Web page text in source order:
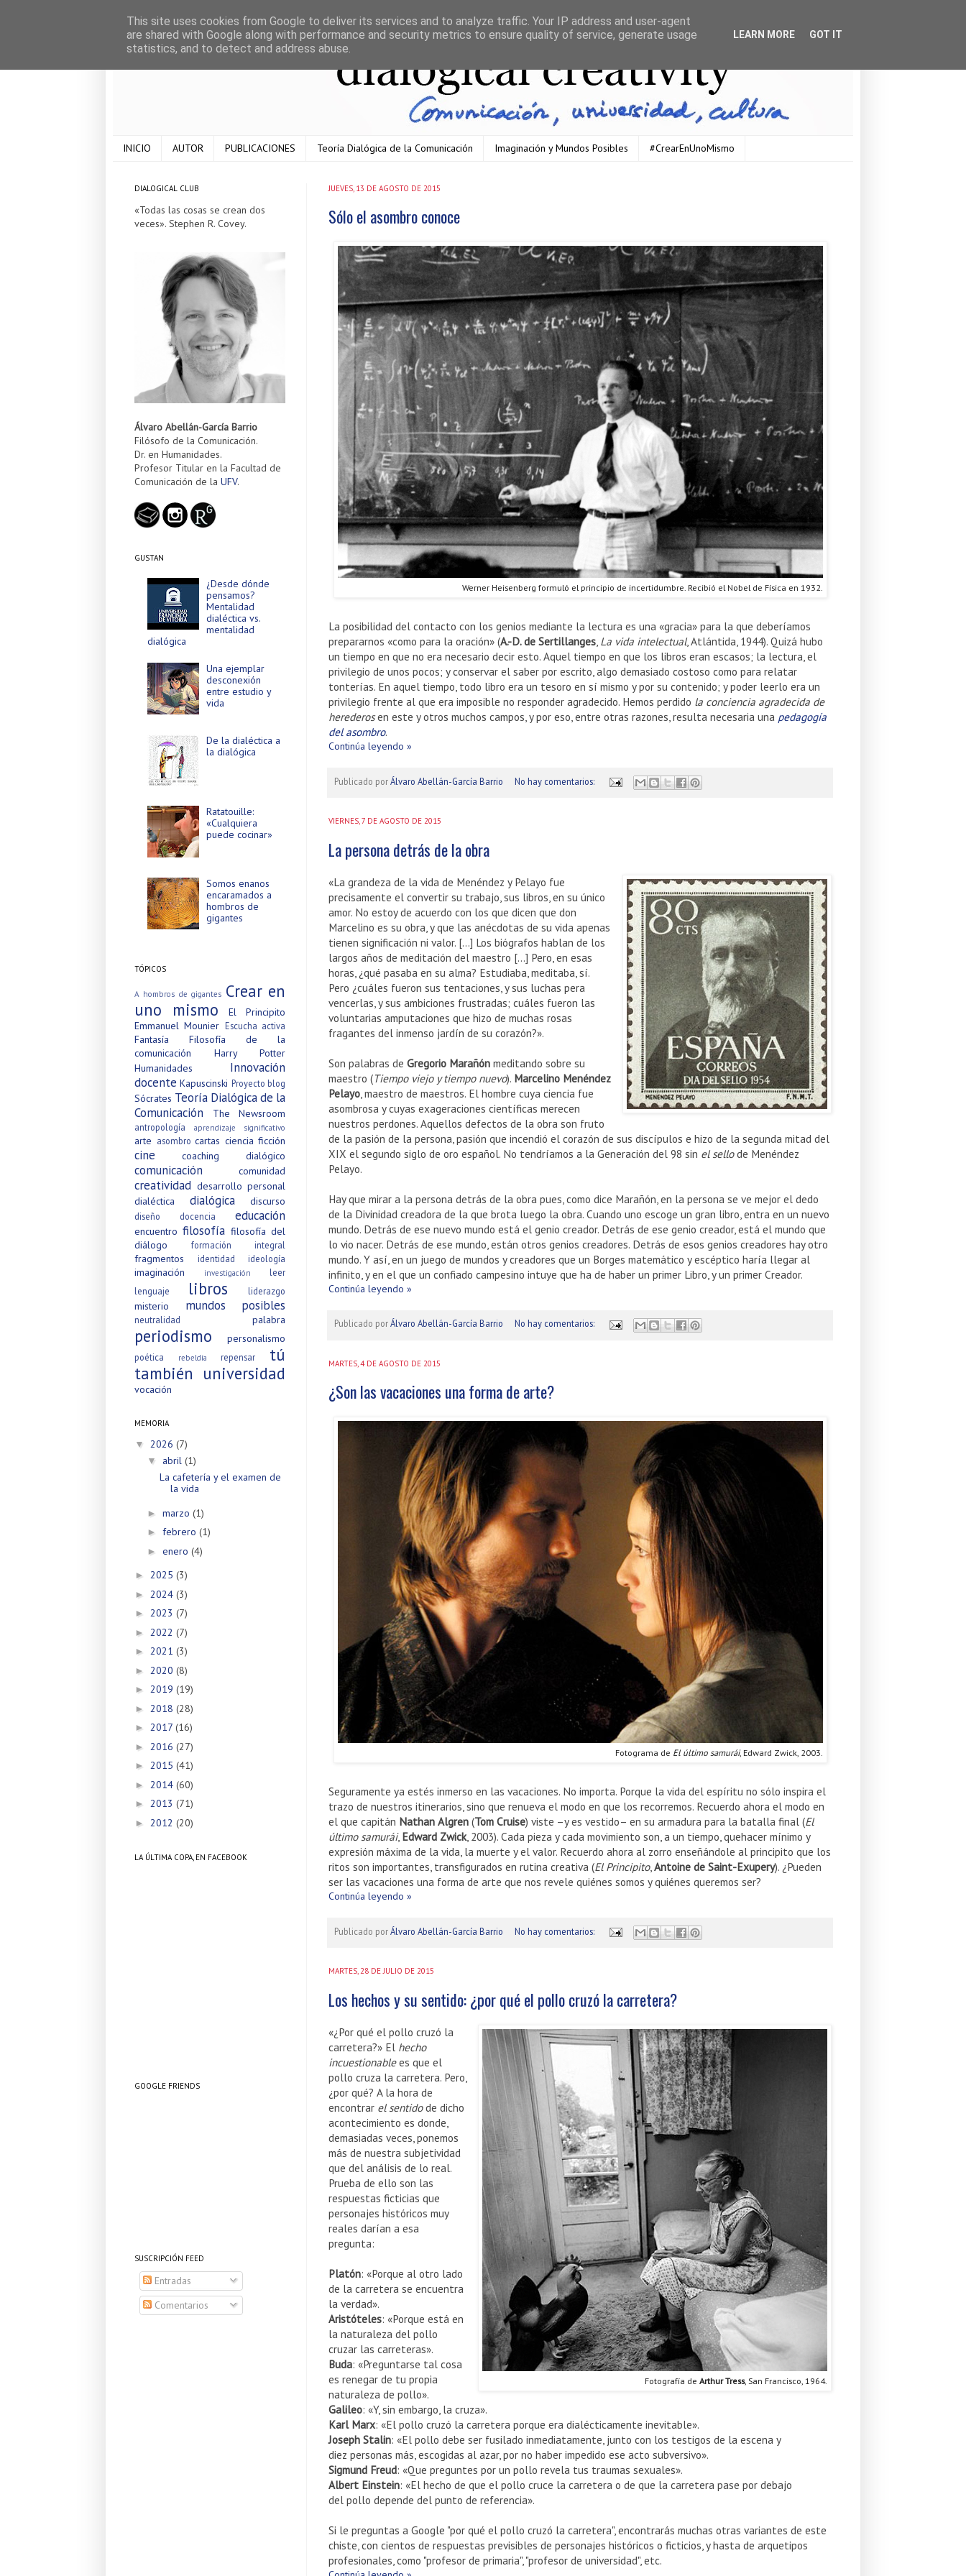
INICIO AUTOR PUBLICACIONES Teoría Dialógica de la Comunicación Imaginación y Mundos Posibles #CrearEnUnoMismo
JUEVES, 13 DE AGOSTO DE 2015
Sólo el asombro conoce
Werner Heisenberg formuló el principio de incertidumbre. Recibió el Nobel de Física en 1932.
La posibilidad del contacto con los genios mediante la lectura es una «gracia» para la que deberíamos
prepararnos «como para la oración» (A.-D. de Sertillanges La vida intelectual, Atlántida, 1944). Quizá hubo
un tiempo en que no era necesario decir esto. Aquel tiempo en que los libros eran escasos; la lectura, el
privilegio de unos pocos; y conservar el saber por escrito, algo demasiado costoso como para relatar
tonterías. En aquel tiempo, todo libro era un tesoro en sí mismo y por su contenido; y poder leerlo era un
privilegio frente al que era imposible no responder agradecido. Hemos perdido la conciencia agradecida de
herederosen este y otros muchos campos, y por eso, entre otras razones, resulta necesaria una pedagogía
del asombro.
Continúa leyendo »
Publicado porÁlvaro Abellán-García Barrio No hay comentarios:
VIERNES, 7 DE AGOSTO DE 2015
La persona detrás de la obra
«La grandeza de la vida de Menéndez y Pelayo fue
precisamente el convertir su trabajo, sus libros, en su único
amor. No estoy de acuerdo con los que dicen que don
Marcelino es su obra, y que las anécdotas de su vida apenas
tienen significación ni valor. […] Los biógrafos hablan de los
largos años de meditación del maestro […] Pero, en esas
horas, ¿qué pasaba en su alma? Estudiaba, meditaba, sí.
Pero ¿cuáles fueron sus tentaciones, y sus luchas pera
vencerlas, y sus ambiciones frustradas; cuáles fueron las
voluntarias amputaciones que hizo de muchas rosas
fragantes del inmenso jardín de su corazón?».
Son palabras de Gregorio Marañón meditando sobre su
maestro (Tiempo viejo y tiempo nuevo). Marcelino Menéndez
Pelayo , maestro de maestros. El hombre cuya ciencia fue
asombrosa y cuyas exageraciones científicas merecen
nuestros perdones. Aquellos defectos de la obra son fruto
de la pasión de la persona, pasión que incendió el corazón de sus discípulos e hizo de la segunda mitad del
XIX el segundo siglo de oro español. No tendríamos a la Generación del 98 sin el sellode Menéndez
Pelayo.
Hay que mirar a la persona detrás de la obra pues, como dice Marañón, en la persona se ve mejor el dedo
de la Divinidad creadora de la que brota luego la obra. Cuando uno escoge un gran libro, entra en un nuevo
mundo. Detrás de ese nuevo mundo está el genio creador. Detrás de ese genio creador, está el mundo que
lo vio nacer. Detrás de ese mundo, están otros genios creadores. Detrás de esos genios creadores hay otro
mundo. Y así, en un juego de mundos y creadores que un Borges matemático y escéptico haría llegar al
infinito, y en el que un confiado campesino intuye que ha de haber un primer Libro, y un primer Creador.
Continúa leyendo »
Publicado porÁlvaro Abellán-García Barrio No hay comentarios:
MARTES, 4 DE AGOSTO DE 2015
¿Son las vacaciones una forma de arte?
Fotograma de El último samurái, Edward Zwick, 2003.
Seguramente ya estés inmerso en las vacaciones. No importa. Porque la vida del espíritu no sólo inspira el
trazo de nuestros itinerarios, sino que renueva el modo en que los recorremos. Recuerdo ahora el modo en
el que capitán Nathan Algren (Tom Cruise) viste –y es vestido– en su armadura para la batalla final (El
último samurái, Edward Zwick , 2003). Cada pieza y cada movimiento son, a un tiempo, quehacer mínimo y
expresión máxima de la vida, la muerte y el valor. Recuerdo ahora al zorro enseñándole al principito que los
ritos son importantes, transfigurados en rutina creativa (El Principito, Antoine de Saint-Exupery). ¿Pueden
ser las vacaciones una forma de arte que nos revele quiénes somos y quiénes queremos ser?
Continúa leyendo »
Publicado porÁlvaro Abellán-García Barrio No hay comentarios:
MARTES, 28 DE JULIO DE 2015
Los hechos y su sentido: ¿por qué el pollo cruzó la carretera?
Fotografía de Arthur Tress, San Francisco, 1964.
«¿Por qué el pollo cruzó la
carretera?» El hecho
incuestionablees que el
pollo cruza la carretera. Pero,
¿por qué? A la hora de
encontrar el sentidode dicho
acontecimiento es donde,
demasiadas veces, ponemos
más de nuestra subjetividad
que del análisis de lo real.
Prueba de ello son las
respuestas ficticias que
personajes históricos muy
reales darían a esa
pregunta:
Platón: «Porque al otro lado
de la carretera se encuentra
la verdad».
Aristóteles: «Porque está en
la naturaleza del pollo
cruzar las carreteras».
Buda: «Preguntarse tal cosa
es renegar de tu propia
naturaleza de pollo».
Galileo: «Y, sin embargo, la cruza».
Karl Marx: «El pollo cruzó la carretera porque era dialécticamente inevitable».
Joseph Stalin: «El pollo debe ser fusilado inmediatamente, junto con los testigos de la escena y
diez personas más, escogidas al azar, por no haber impedido ese acto subversivo».
Sigmund Freud: «Que preguntes por un pollo revela tus traumas sexuales».
Albert Einstein: «El hecho de que el pollo cruce la carretera o de que la carretera pase por debajo
del pollo depende del punto de referencia».
Si le preguntas a Google "por qué el pollo cruzó la carretera", encontrarás muchas otras variantes de este
chiste, con cientos de respuestas previsibles de personajes históricos o ficticios, y hasta de arquetipos
profesionales, como "profesor de primaria", "profesor de universidad", etc.
DIALOGICAL CLUB
«Todas las cosas se crean dos
veces». Stephen R. Covey.
Álvaro Abellán-García Barrio
Filósofo de la Comunicación.
Dr. en Humanidades.
Profesor Titular en la Facultad de
Comunicación de la UFV.
GUSTAN
¿Desde dónde
pensamos?
Mentalidad
dialéctica vs.
mentalidad
dialógica
Una ejemplar
desconexión
entre estudio y
vida
De la dialéctica a
la dialógica
Ratatouille:
«Cualquiera
puede cocinar»
Somos enanos
encaramados a
hombros de
gigantes
TÓPICOS
A hombros de gigantes Crear en
uno mismo
El Principito
Emmanuel Mounier Escucha activa
Fantasía
Filosofía de la
comunicación
Harry Potter
Humanidades
Innovación
docente Kapuscinski Proyecto blog
Sócrates Teoría Dialógica de la
Comunicación
The Newsroom
antropología aprendizaje significativo
arte asombro cartas ciencia ficción
cine coaching dialógico
comunicación comunidad
creatividad desarrollo personal
dialéctica
dialógica discurso
diseño docencia educación
encuentro filosofía filosofía del
diálogo
formación integral
fragmentos identidad ideología
imaginación investigación
leer
lenguaje
libros liderazgo
misterio mundos posibles
neutralidad palabra
periodismo personalismo
poética rebeldía repensar
tú
también universidad
vocación
MEMORIA
▼ 2026 (7)
▼ abril (1)
La cafetería y el examen de
la vida
► marzo (1)
► febrero (1)
► enero (4)
► 2025 (3)
► 2024 (3)
► 2023 (7)
► 2022 (7)
► 2021 (3)
► 2020 (8)
► 2019 (19)
► 2018 (28)
► 2017 (16)
► 2016 (27)
► 2015 (41)
► 2014 (60)
► 2013 (71)
► 2012 (20)
LA ÚLTIMA COPA, EN FACEBOOK
GOOGLE FRIENDS
SUSCRIPCIÓN FEED
Entradas
Comentarios
This site uses cookies from Google to deliver its services and to analyze traffic. Your IP address and user-agent
are shared with Google along with performance and security metrics to ensure quality of service, generate usage
statistics, and to detect and address abuse.
LEARN MORE GOT IT